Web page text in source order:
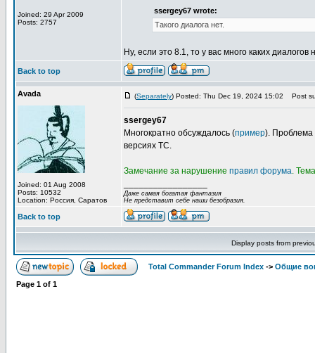
Joined: 29 Apr 2009
Posts: 2757
ssergey67 wrote:
Такого диалога нет.
Ну, если это 8.1, то у вас много каких диалогов
Back to top
Avada
Joined: 01 Aug 2008
Posts: 10532
Location: Россия, Саратов
(Separately) Posted: Thu Dec 19, 2024 15:02 Post
ssergey67
Многократно обсуждалось (пример). Проблема
версиях TC.
Замечание за нарушение правил форума.
Даже самая богатая фантазия
Не представит себе наши безобразия.
Back to top
Display posts from
Total Commander Forum Index -> Общие
Page 1 of 1